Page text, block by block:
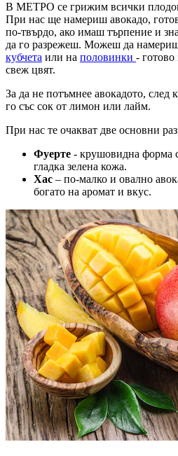
В МЕТРО се грижим всички
При нас ще намериш авокадо,
по-твърдо, ако имаш търпение и
да го разрежеш. Можеш да
кубчета или на половинки - готово
свеж цвят.
За да не потъмнее авокадото, след
го със сок от лимон или лайм.
При нас те очакват две основни
Фуерте - крушовидна форма
гладка зелена кожа.
Хас – по-малко и овално
богато на аромат и вкус.